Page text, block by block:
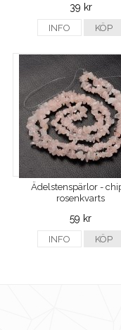
39 kr
INFO KÖP
Ädelstenspärlor -
rosenkvarts
59 kr
INFO KÖP